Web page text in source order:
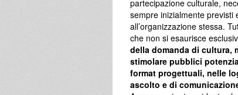
partecipazione culturale,
sempre inizialmente previsti
all’organizzazione stessa.
che non si esaurisce
della domanda di cultura,
stimolare pubblici
format progettuali, nelle
ascolto e di